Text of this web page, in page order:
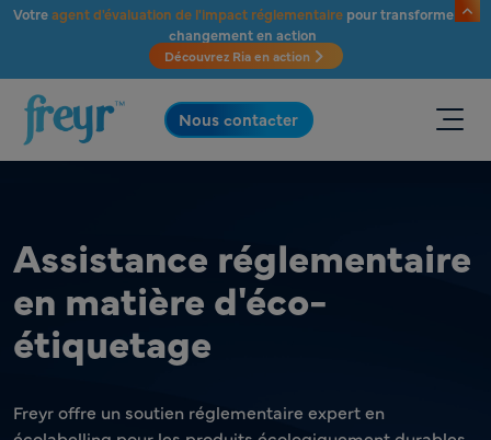
Passer au contenu principal
Votreagent d'évaluation de l'impact réglementairepour transformer le
changement en action
Découvrez Ria en action
.
Nous contacter
Assistance réglementaire
en matière d'éco-
étiquetage
Freyr offre un soutien réglementaire expert en